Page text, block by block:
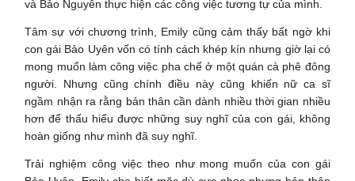
và Bảo Nguyên thực hiện các công việc tương tự của mình.
Tâm sự với chương trình, Emily cũng cảm thấy bất ngờ khi
con gái Bảo Uyên vốn có tính cách khép kín nhưng giờ lại có
mong muốn làm công việc pha chế ở một quán cà phê đông
người. Nhưng cũng chính điều này cũng khiến nữ ca sĩ
ngầm nhận ra rằng bản thân cần dành nhiều thời gian nhiều
hơn để thấu hiểu được những suy nghĩ của con gái, không
hoàn giống như mình đã suy nghĩ.
Trải nghiệm công việc theo như mong muốn của con gái